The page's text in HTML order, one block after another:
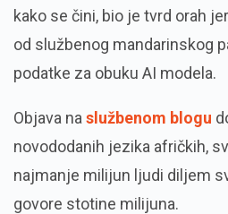
kako se čini, bio je tvrd orah
od službenog mandarinskog
podatke za obuku AI modela.
Objava na službenom blogu
novododanih jezika afričkih,
najmanje milijun ljudi diljem
govore stotine milijuna.